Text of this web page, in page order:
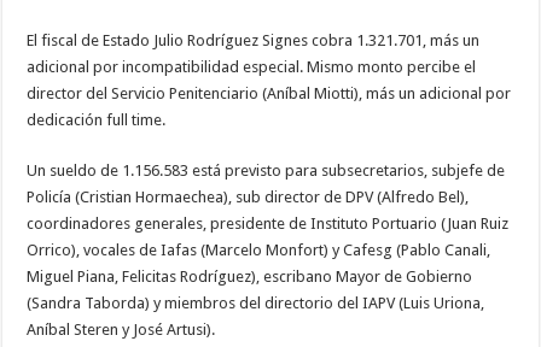
El fiscal de Estado Julio Rodríguez Signes cobra 1.321.701, más un
adicional por incompatibilidad especial. Mismo monto percibe el
director del Servicio Penitenciario (Aníbal Miotti), más un adicional por
dedicación full time.
Un sueldo de 1.156.583 está previsto para subsecretarios, subjefe de
Policía (Cristian Hormaechea), sub director de DPV (Alfredo Bel),
coordinadores generales, presidente de Instituto Portuario (Juan Ruiz
Orrico), vocales de Iafas (Marcelo Monfort) y Cafesg (Pablo Canali,
Miguel Piana, Felicitas Rodríguez), escribano Mayor de Gobierno
(Sandra Taborda) y miembros del directorio del IAPV (Luis Uriona,
Aníbal Steren y José Artusi).